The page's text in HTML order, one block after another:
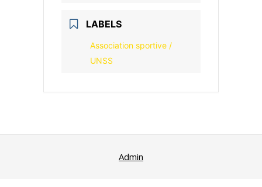
LABELS
Association sportive /
UNSS
Admin